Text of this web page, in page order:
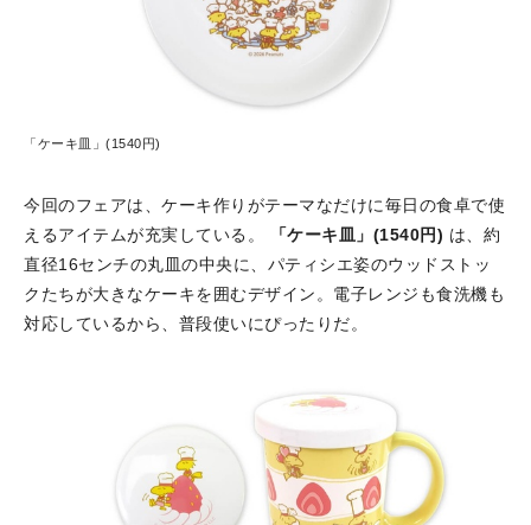
「ケーキ皿」(1540円)
今回のフェアは、ケーキ作りがテーマなだけに毎日の食卓で使
えるアイテムが充実している。
「ケーキ皿」(1540円) は、約
直径16センチの丸皿の中央に、パティシエ姿のウッドストッ
クたちが大きなケーキを囲むデザイン。電子レンジも食洗機も
対応しているから、普段使いにぴったりだ。